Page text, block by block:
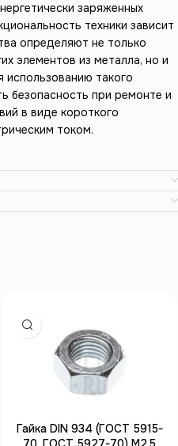
заряженных
техники зависит
определяют не только
элементов из металла, но и
использованию такого
безопасность при ремонте и
в виде короткого
током.
Гайка DIN 934 (ГОСТ 5915-